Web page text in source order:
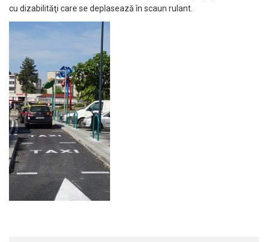
cu dizabilităţi care se deplasează în scaun rulant.